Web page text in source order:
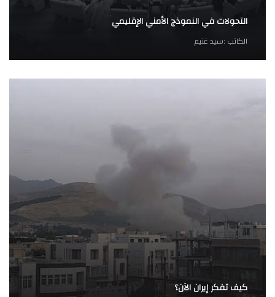
التحولات في النموذج الأمني الإقليمي
الكاتب :سيد غنيم
كيف تفكر إيران الآن؟